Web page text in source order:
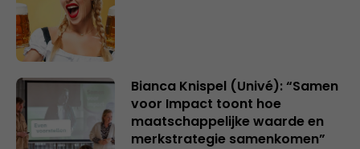
Bianca Knispel (Univé): “Samen
voor Impact toont hoe
maatschappelijke waarde en
merkstrategie samenkomen”